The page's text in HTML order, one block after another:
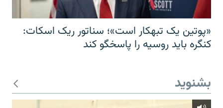
«پوتین یک تبهکار است»؛ سناتور ریک اسکات:
کنگره باید روسیه را پاسخگو کند
بشنوید